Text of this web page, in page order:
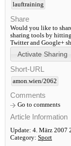
lauftraining
Share
Would you like to
sharing tools by
Twitter and Google+
Short-URL
amon.wien/2062
Comments
Go to comments
Article Information
Update: 4. März 2007
Category: Sport